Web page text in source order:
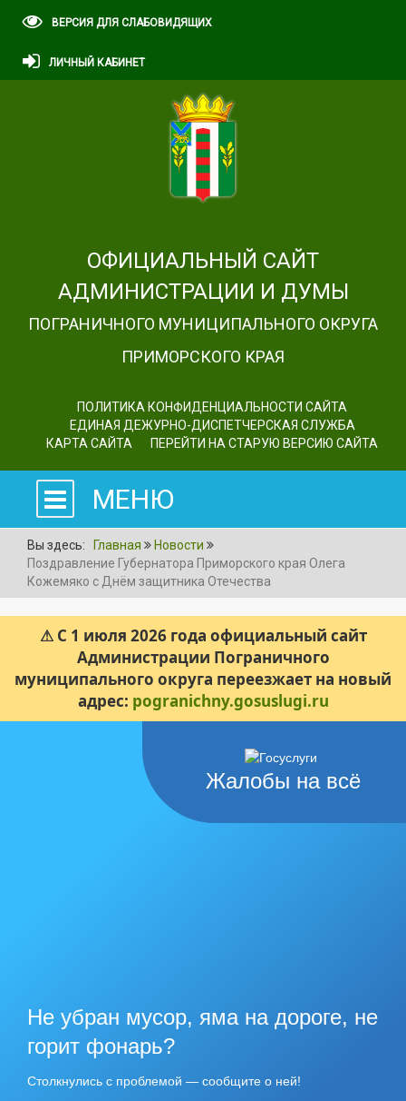
ВЕРСИЯ ДЛЯ СЛАБОВИДЯЩИХ
ЛИЧНЫЙ КАБИНЕТ
ОФИЦИАЛЬНЫЙ САЙТ
АДМИНИСТРАЦИИ И ДУМЫ
ПОГРАНИЧНОГО МУНИЦИПАЛЬНОГО ОКРУГА
ПРИМОРСКОГО КРАЯ
ПОЛИТИКА КОНФИДЕНЦИАЛЬНОСТИ САЙТА
ЕДИНАЯ ДЕЖУРНО-ДИСПЕТЧЕРСКАЯ СЛУЖБА
КАРТА САЙТА
ПЕРЕЙТИ НА СТАРУЮ ВЕРСИЮ САЙТА
МЕНЮ
Вы здесь: Главная
Новости
Поздравление Губернатора Приморского края Олега
Кожемяко с Днём защитника Отечества
⚠ С 1 июля 2026 года официальный сайт
Администрации Пограничного
муниципального округа переезжает на новый
адрес: pogranichny.gosuslugi.ru
Жалобы на всё
Не убран мусор, яма на дороге, не
горит фонарь?
Столкнулись с проблемой — сообщите о ней!